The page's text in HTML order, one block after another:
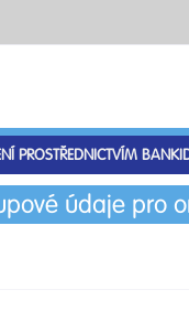
PROSTŘEDNICTVÍM
údaje pro